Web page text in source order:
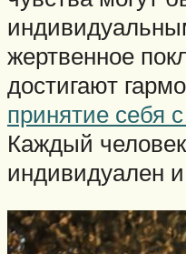
жертвенное
достигают
принятие себя
Каждый
индивидуален и